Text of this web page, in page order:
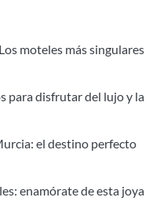
moteles más singulares
para disfrutar del lujo y la
el destino perfecto
enamórate de esta joya